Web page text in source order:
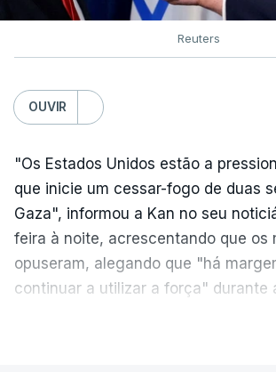
Reuters
OUVIR
"Os Estados Unidos estão a
que inicie um cessar-fogo de duas
Gaza", informou a Kan no seu
feira à noite, acrescentando que os
opuseram, alegando que "há
continuar a utilizar a força" durante